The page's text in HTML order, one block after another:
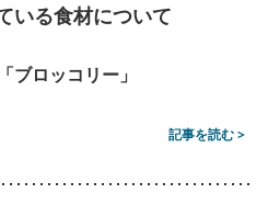
いる食材について
ブロッコリー」
記事を読む >